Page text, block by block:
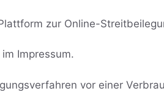
zur Online-
Impressum.
vor einer